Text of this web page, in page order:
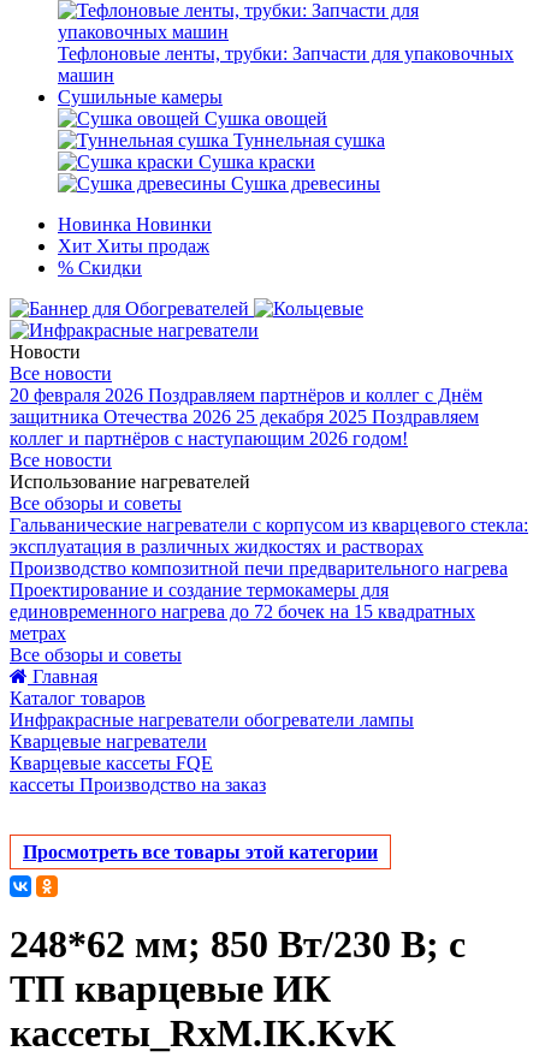
Тефлоновые ленты, трубки: Запчасти для упаковочных
машин
Сушильные камеры
Сушка овощей
Туннельная сушка
Сушка краски
Сушка древесины
Новинка Новинки
Хит Хиты продаж
% Скидки
Новости
Все новости
20 февраля 2026 Поздравляем партнёров и коллег с Днём
защитника Отечества 2026 25 декабря 2025 Поздравляем
коллег и партнёров с наступающим 2026 годом!
Все новости
Использование нагревателей
Все обзоры и советы
Гальванические нагреватели с корпусом из кварцевого стекла:
эксплуатация в различных жидкостях и растворах
Производство композитной печи предварительного нагрева
Проектирование и создание термокамеры для
единовременного нагрева до 72 бочек на 15 квадратных
метрах
Все обзоры и советы
Главная
Каталог товаров
Инфракрасные нагреватели обогреватели лампы
Кварцевые нагреватели
Кварцевые кассеты FQE
кассеты Производство на заказ
Просмотреть все товары этой категории
248*62 мм; 850 Вт/230 В; с
ТП кварцевые ИК
кассеты_RxM.IK.KvK